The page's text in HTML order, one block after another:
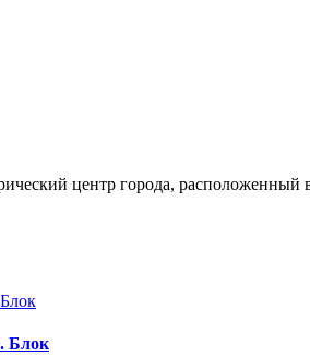
центр города, расположенный
Блок